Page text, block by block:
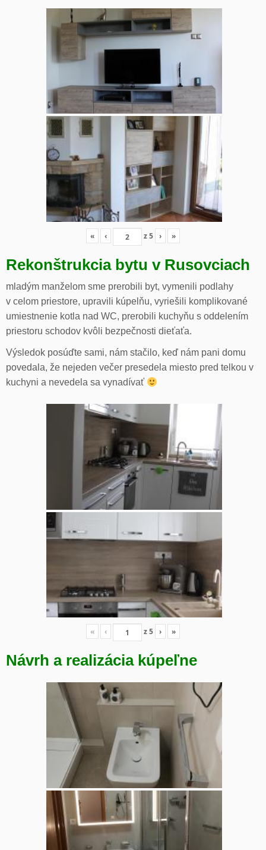
« ‹ z5 › »
Rekonštrukcia bytu v Rusovciach
mladým manželom sme prerobili byt, vymenili podlahy
v celom priestore, upravili kúpelňu, vyriešili komplikované
umiestnenie kotla nad WC, prerobili kuchyňu s oddelením
priestoru schodov kvôli bezpečnosti dieťaťa.
Výsledok posúďte sami, nám stačilo, keď nám pani domu
povedala, že nejeden večer presedela miesto pred telkou v
kuchyni a nevedela sa vynadívať
« ‹ z5 › »
Návrh a realizácia kúpeľne